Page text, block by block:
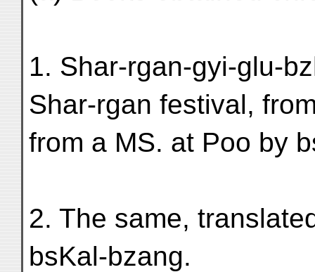
1. Shar-rgan-gyi-glu-
Shar-rgan festival,
from a MS. at Poo by
2. The same,
bsKal-bzang.